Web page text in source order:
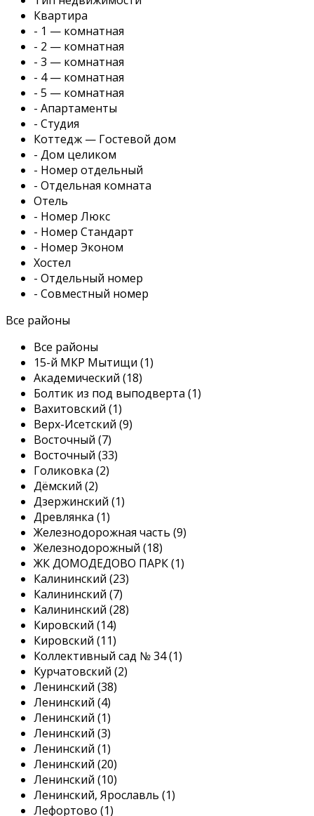
Квартира
- 1 — комнатная
- 2 — комнатная
- 3 — комнатная
- 4 — комнатная
- 5 — комнатная
- Апартаменты
- Студия
Коттедж — Гостевой дом
- Дом целиком
- Номер отдельный
- Отдельная комната
Отель
- Номер Люкс
- Номер Стандарт
- Номер Эконом
Хостел
- Отдельный номер
- Совместный номер
Все районы
Все районы
15-й МКР Мытищи (1)
Академический (18)
Болтик из под выподверта (1)
Вахитовский (1)
Верх-Исетский (9)
Восточный (7)
Восточный (33)
Голиковка (2)
Дëмский (2)
Дзержинский (1)
Древлянка (1)
Железнодорожная часть (9)
Железнодорожный (18)
ЖК ДОМОДЕДОВО ПАРК (1)
Калининский (23)
Калининский (7)
Калининский (28)
Кировский (14)
Кировский (11)
Коллективный сад № 34 (1)
Курчатовский (2)
Ленинский (38)
Ленинский (4)
Ленинский (1)
Ленинский (3)
Ленинский (1)
Ленинский (20)
Ленинский (10)
Ленинский, Ярославль (1)
Лефортово (1)